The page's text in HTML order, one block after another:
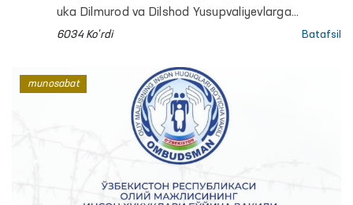
uka Dilmurod va Dilshod Yusupvaliyevlarga
nisbatan kuch ishlatilganligi holati o‘rganilmoqda.
6034 Ko'rdi Batafsil
munosabat